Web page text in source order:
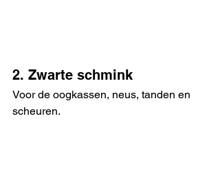
2. Zwarte schmink
Voor de oogkassen, neus, tanden en
scheuren.